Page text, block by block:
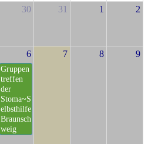
30 31 1 2
6
Gruppen
treffen
der
Stoma~S
elbsthilfe
Braunsch
weig
7 8 9